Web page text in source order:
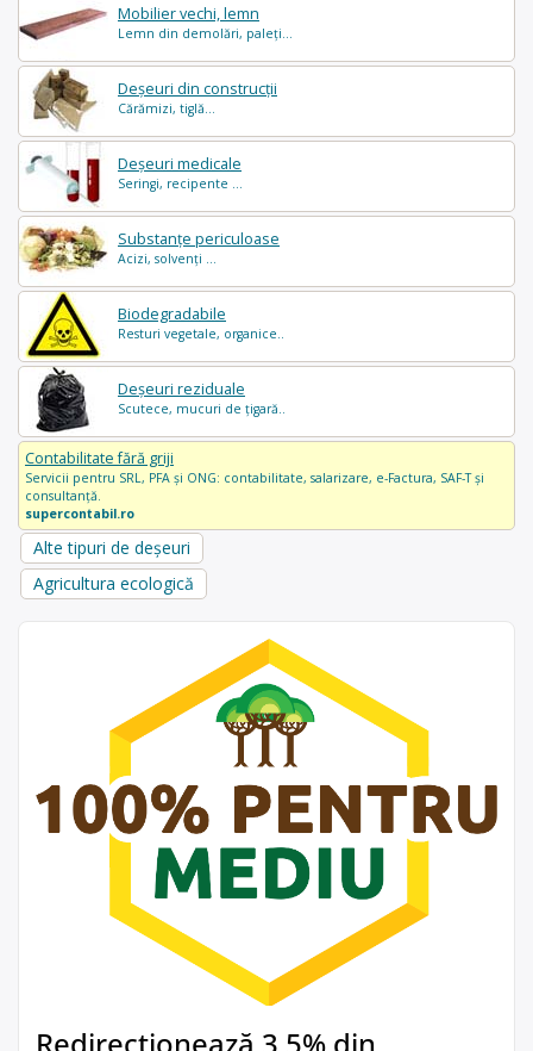
Mobilier vechi, lemn
Lemn din demolări, paleți...
Deșeuri din construcții
Cărămizi, tiglă...
Deșeuri medicale
Seringi, recipente ...
Substanțe periculoase
Acizi, solvenți ...
Biodegradabile
Resturi vegetale, organice..
Deșeuri reziduale
Scutece, mucuri de țigară..
Contabilitate fără griji
Servicii pentru SRL, PFA și ONG: contabilitate, salarizare, e-Factura, SAF-T și
consultanță.
supercontabil.ro
Alte tipuri de deșeuri
Agricultura ecologică